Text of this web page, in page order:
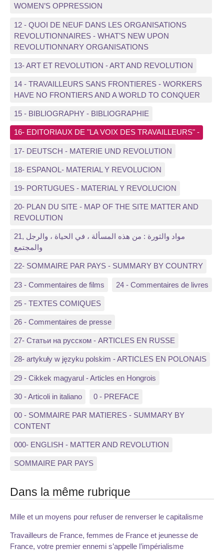
WOMEN’S OPPRESSION
12 - QUOI DE NEUF DANS LES ORGANISATIONS
REVOLUTIONNAIRES - WHAT’S NEW UPON
REVOLUTIONNARY ORGANISATIONS
13- ART ET REVOLUTION - ART AND REVOLUTION
14 - TRAVAILLEURS SANS FRONTIERES - WORKERS
HAVE NO FRONTIERS AND A WORLD TO CONQUER
15 - BIBLIOGRAPHY - BIBLIOGRAPHIE
16- EDITORIAUX DE "LA VOIX DES TRAVAILLEURS" -
17- DEUTSCH - MATERIE UND REVOLUTION
18- ESPANOL- MATERIAL Y REVOLUCION
19- PORTUGUES - MATERIAL Y REVOLUCION
20- PLAN DU SITE - MAP OF THE SITE MATTER AND
REVOLUTION
21, مواد والثورة : من هذه المسألة ، في الحياة ، والرجل
والمجتمع
22- SOMMAIRE PAR PAYS - SUMMARY BY COUNTRY
23 - Commentaires de films 24 - Commentaires de livres
25 - TEXTES COMIQUES
26 - Commentaires de presse
27- Статьи на русском - ARTICLES EN RUSSE
28- artykuły w języku polskim - ARTICLES EN POLONAIS
29 - Cikkek magyarul - Articles en Hongrois
30 - Articoli in italiano 0 - PREFACE
00 - SOMMAIRE PAR MATIERES - SUMMARY BY
CONTENT
000- ENGLISH - MATTER AND REVOLUTION
SOMMAIRE PAR PAYS
Dans la même rubrique
Mille et un moyens pour refuser de renverser le capitalisme
Travailleurs de France, femmes de France et jeunesse de
France, votre premier ennemi s’appelle l’impérialisme